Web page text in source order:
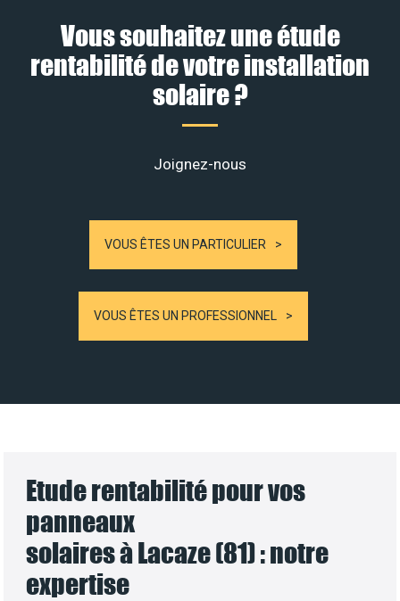
Vous souhaitez une étude
rentabilité de votre installation
solaire ?
Joignez-nous
VOUS ÊTES UN PARTICULIER
VOUS ÊTES UN PROFESSIONNEL
Etude rentabilité pour vos
panneaux
solaires à Lacaze (81) : notre
expertise